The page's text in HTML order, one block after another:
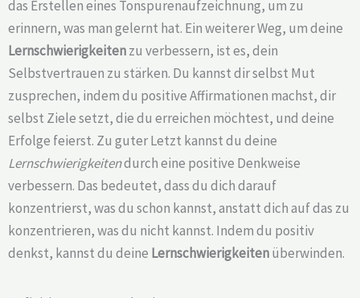
das Erstellen eines Tonspurenaufzeichnung, um zu
erinnern, was man gelernt hat. Ein weiterer Weg, um deine
Lernschwierigkeitenzu verbessern, ist es, dein
Selbstvertrauen zu stärken. Du kannst dir selbst Mut
zusprechen, indem du positive Affirmationen machst, dir
selbst Ziele setzt, die du erreichen möchtest, und deine
Erfolge feierst. Zu guter Letzt kannst du deine
Lernschwierigkeitendurch eine positive Denkweise
verbessern. Das bedeutet, dass du dich darauf
konzentrierst, was du schon kannst, anstatt dich auf das zu
konzentrieren, was du nicht kannst. Indem du positiv
denkst, kannst du deine Lernschwierigkeitenüberwinden.